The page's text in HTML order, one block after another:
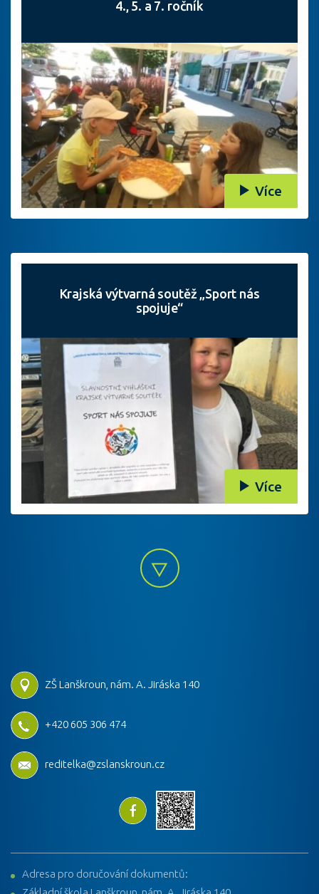
4., 5. a 7. ročník
Více
Krajská výtvarná soutěž „Sport nás
spojuje“
Více
ZŠ Lanškroun, nám. A. Jiráska 140
+420 605 306 474
reditelka@zslanskroun.cz
Adresa pro doručování dokumentů: